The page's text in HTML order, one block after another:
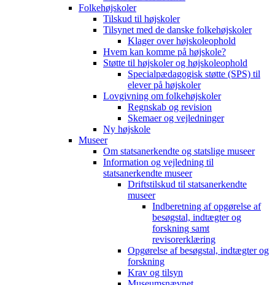
Folkehøjskoler
Tilskud til højskoler
Tilsynet med de danske folkehøjskoler
Klager over højskoleophold
Hvem kan komme på højskole?
Støtte til højskoler og højskoleophold
Specialpædagogisk støtte (SPS) til
elever på højskoler
Lovgivning om folkehøjskoler
Regnskab og revision
Skemaer og vejledninger
Ny højskole
Museer
Om statsanerkendte og statslige museer
Information og vejledning til
statsanerkendte museer
Driftstilskud til statsanerkendte
museer
Indberetning af opgørelse af
besøgstal, indtægter og
forskning samt
revisorerklæring
Opgørelse af besøgstal, indtægter og
forskning
Krav og tilsyn